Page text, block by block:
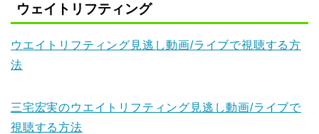
ウェイトリフティング
ウエイトリフティング見逃し動画/ライブで視聴する方
法
三宅宏実のウエイトリフティング見逃し動画/ライブで
視聴する方法